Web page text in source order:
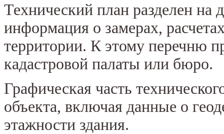
Технический план разделен на
информация о замерах,
территории. К этому перечню
кадастровой палаты или бюро.
Графическая часть
объекта, включая данные о
этажности здания.